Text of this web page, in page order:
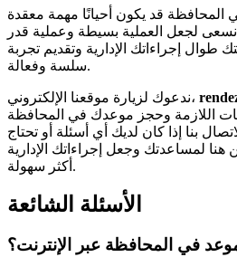
قد يكون أحيانًا مهمة معقدة
لجعل العملية بسيطة وعملية قدر
طوال إجراءاتك الإدارية وتقديم تجربة
سلسة وفعالة.
ندعوك لزيارة موقعنا الإلكتروني،
اللازمة وحجز موعدك في المحافظة
بنا إذا كان لديك أي أسئلة أو تحتاج
لمساعدتك وجعل إجراءاتك الإدارية
أكثر سهولة.
الأسئلة الشائعة
في المحافظة عبر الإنترنت؟